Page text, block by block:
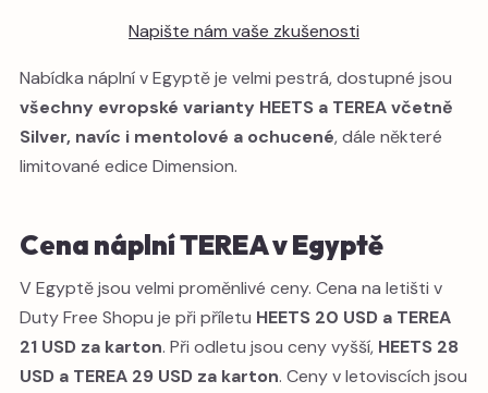
Napište nám vaše zkušenosti
Nabídka náplní v Egyptě je velmi pestrá, dostupné jsou
všechny evropské varianty HEETS a TEREA včetně
Silver, navíc i mentolové a ochucené, dále některé
limitované edice Dimension.
Cena náplní TEREA v Egyptě
V Egyptě jsou velmi proměnlivé ceny. Cena na letišti v
Duty Free Shopu je při příletu HEETS 20 USD a TEREA
21 USD za karton. Při odletu jsou ceny vyšší, HEETS 28
USD a TEREA 29 USD za karton. Ceny v letoviscích jsou